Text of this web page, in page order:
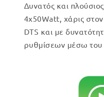
Δυνατός και
4x50Watt, χάρις
DTS και με
ρυθμίσεων μέσω